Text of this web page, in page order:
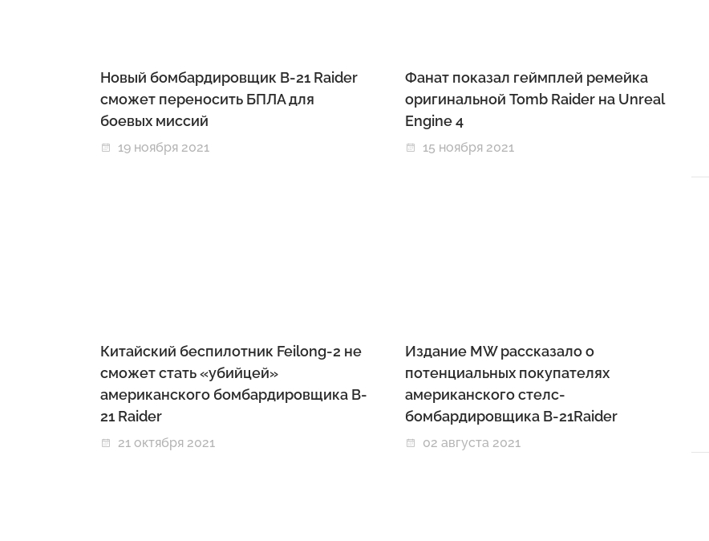
Новый бомбардировщик B-21 Raider
сможет переносить БПЛА для
боевых миссий
19 ноября 2021
Фанат показал геймплей ремейка
оригинальной Tomb Raider на Unreal
Engine 4
15 ноября 2021
Китайский беспилотник Feilong-2 не
сможет стать «убийцей»
американского бомбардировщика B-
21 Raider
21 октября 2021
Издание MW рассказало о
потенциальных покупателях
американского стелс-
бомбардировщика B-21Raider
02 августа 2021